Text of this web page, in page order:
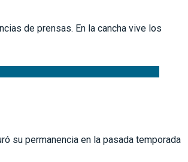
de prensas. En la cancha vive los
su permanencia en la pasada temporada